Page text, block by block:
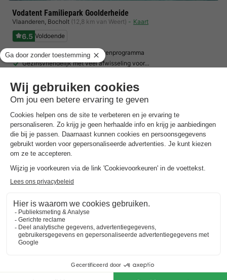
Vodatent Familiepark Goolderheide
Vlaanderen, Bocholt (12,8 km van Weert) Kaart
6.5 Voldoende
Uitgebreid sport- en activiteitenprogramma
Gezinsvriendelijk met veel afwisseling voor…
Toon prijzen
Houthalen-helchteren (23,5 km van Weert)